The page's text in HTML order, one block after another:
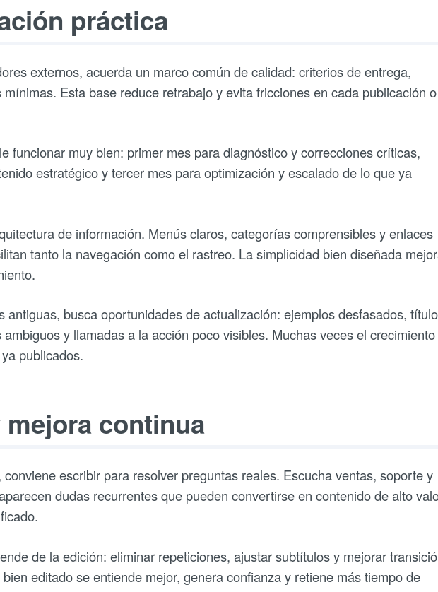
práctica
externos, acuerda un marco común de calidad: criterios de entrega,
Esta base reduce retrabajo y evita fricciones en cada publicación o
funcionar muy bien: primer mes para diagnóstico y correcciones críticas,
estratégico y tercer mes para optimización y escalado de lo que ya
de información. Menús claros, categorías comprensibles y enlaces
tanto la navegación como el rastreo. La simplicidad bien diseñada
antiguas, busca oportunidades de actualización: ejemplos desfasados,
y llamadas a la acción poco visibles. Muchas veces el crecimiento
publicados.
continua
escribir para resolver preguntas reales. Escucha ventas, soporte y
dudas recurrentes que pueden convertirse en contenido de alto
de la edición: eliminar repeticiones, ajustar subtítulos y mejorar
editado se entiende mejor, genera confianza y retiene más tiempo de